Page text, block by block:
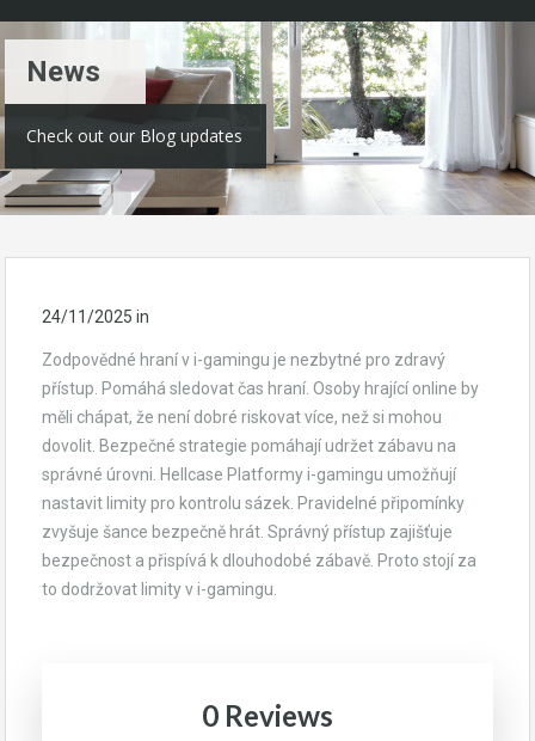
News
Check out our Blog updates
24/11/2025 in
Zodpovědné hraní v i-gamingu je nezbytné pro zdravý
přístup. Pomáhá sledovat čas hraní. Osoby hrající online by
měli chápat, že není dobré riskovat více, než si mohou
dovolit. Bezpečné strategie pomáhají udržet zábavu na
správné úrovni. Hellcase Platformy i-gamingu umožňují
nastavit limity pro kontrolu sázek. Pravidelné připomínky
zvyšuje šance bezpečně hrát. Správný přístup zajišťuje
bezpečnost a přispívá k dlouhodobé zábavě. Proto stojí za
to dodržovat limity v i-gamingu.
0 Reviews